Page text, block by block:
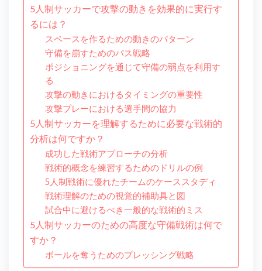
5人制サッカーで攻撃の動きを効果的に実行す
るには？
スペースを作るための動きのパターン
守備を崩すためのパス戦略
ポジショニングを通じて守備の弱点を利用す
る
攻撃の動きにおけるタイミングの重要性
攻撃プレーにおける選手間の協力
5人制サッカーを理解するために必要な戦術的
分析は何ですか？
成功した戦術アプローチの分析
戦術的概念を練習するためのドリルの例
5人制戦術に優れたチームのケーススタディ
戦術理解のための視覚的補助具と図
試合中に避けるべき一般的な戦術的ミス
5人制サッカーのための高度な守備戦術は何で
すか？
ボールを奪うためのプレッシング戦略